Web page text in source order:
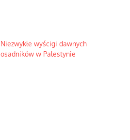
Niezwykłe wyścigi dawnych
osadników w Palestynie